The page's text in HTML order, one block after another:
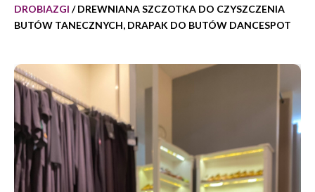
DROBIAZGI / DREWNIANA SZCZOTKA DO CZYSZCZENIA
BUTÓW TANECZNYCH, DRAPAK DO BUTÓW DANCESPOT